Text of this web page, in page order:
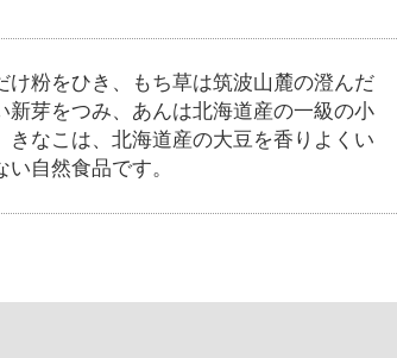
粉をひき、もち草は筑波山麓の澄んだ
芽をつみ、あんは北海道産の一級の小
なこは、北海道産の大豆を香りよくい
自然食品です。